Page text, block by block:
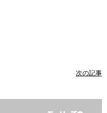
次の記事